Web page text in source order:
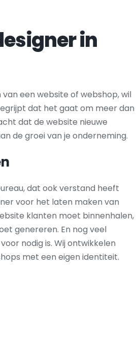
een website of webshop, wil
dat het gaat om meer dan
dat de website nieuwe
de groei van je onderneming.
dat ook verstand heeft
voor het laten maken van
klanten moet binnenhalen,
genereren. En nog veel
nodig is. Wij ontwikkelen
met een eigen identiteit.